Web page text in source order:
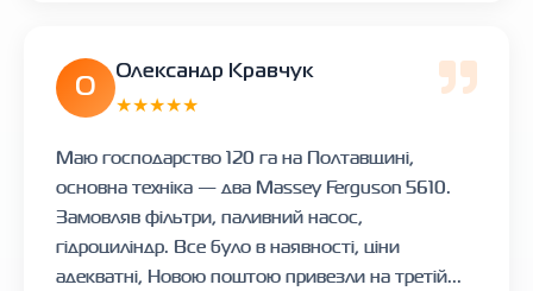
О
Олександр Кравчук
★★★★★
Маю господарство 120 га на Полтавщині,
основна техніка — два Massey Ferguson 5610.
Замовляв фільтри, паливний насос,
гідроциліндр. Все було в наявності, ціни
адекватні, Новою поштою привезли на третій...